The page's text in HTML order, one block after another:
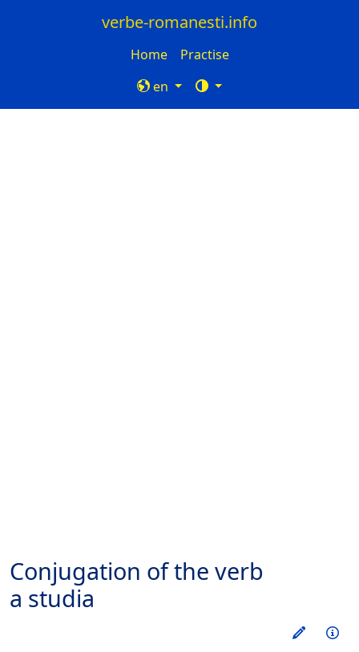
verbe-romanesti.info
Home
Practise
en
Conjugation of the verb
a studia
Train